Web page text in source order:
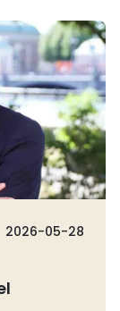
2026-05-28